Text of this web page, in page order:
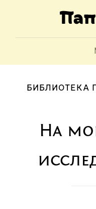
БИБЛИОТЕКА
На